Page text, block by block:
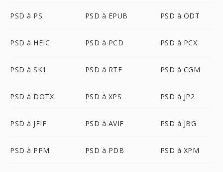
PSD à PS PSD à EPUB PSD à ODT
PSD à HEIC PSD à PCD PSD à PCX
PSD à SK1 PSD à RTF PSD à CGM
PSD à DOTX PSD à XPS PSD à JP2
PSD à JFIF PSD à AVIF PSD à JBG
PSD à PPM PSD à PDB PSD à XPM